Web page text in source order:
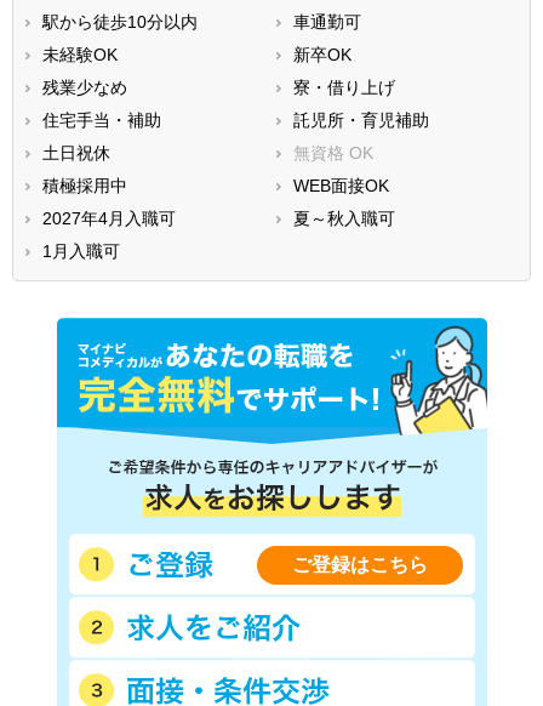
駅から徒歩10分以内
車通勤可
未経験OK
新卒OK
残業少なめ
寮・借り上げ
住宅手当・補助
託児所・育児補助
土日祝休
無資格 OK
積極採用中
WEB面接OK
2027年4月入職可
夏～秋入職可
1月入職可
ご登録はこちら